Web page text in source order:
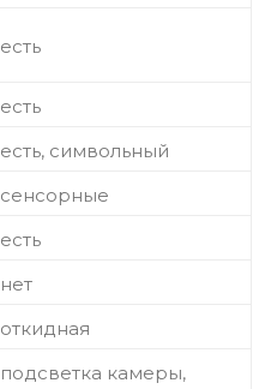
есть
есть
есть, символьный
сенсорные
есть
нет
откидная
подсветка камеры,